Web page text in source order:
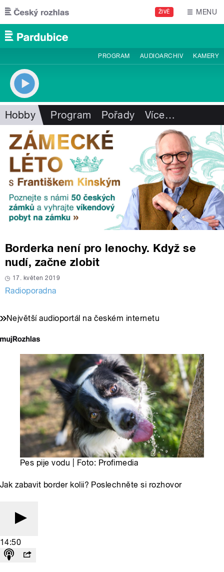
Přejít k hlavnímu obsahu
ŽIVĚ MENU
PROGRAM AUDIOARCHIV KAMERY
Hobby Program Pořady Více…
Borderka není pro lenochy. Když se
nudí, začne zlobit
17. květen 2019
Radioporadna
Největší audioportál na českém internetu
Pes pije vodu | Foto: Profimedia
Jak zabavit border kolii? Poslechněte si rozhovor
14:50